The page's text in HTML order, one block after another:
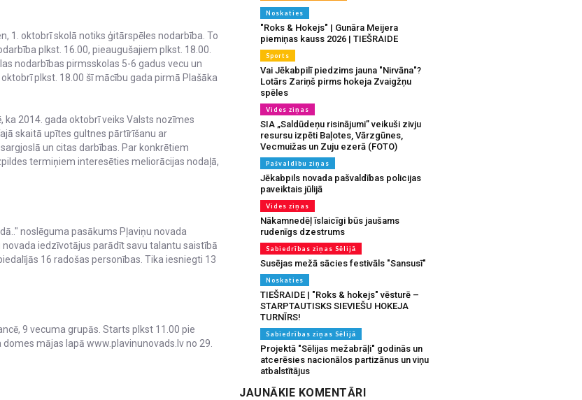
1. oktobrī skolā notiks ģitārspēles nodarbība. To
plkst. 16.00, pieaugušajiem plkst. 18.00.
nodarbības pirmsskolas 5-6 gadus vecu un
plkst. 18.00 šī mācību gada pirmā Plašāka
2014. gada oktobrī veiks Valsts nozīmes
skaitā upītes gultnes pārtīrīšanu ar
un citas darbības. Par konkrētiem
termiņiem interesēties meliorācijas nodaļā,
noslēguma pasākums Pļaviņu novada
iedzīvotājus parādīt savu talantu saistībā
16 radošas personības. Tika iesniegti 13
9 vecuma grupās. Starts plkst 11.00 pie
mājas lapā www.plavinunovads.lv no 29.
Noskaties
"Roks & Hokejs" | Gunāra Meijera
piemiņas kauss 2026 | TIEŠRAIDE
Sports
Vai Jēkabpilī piedzims jauna "Nirvāna"?
Lotārs Zariņš pirms hokeja Zvaigžņu
spēles
Vides ziņas
SIA „Saldūdeņu risinājumi” veikuši zivju
resursu izpēti Baļotes, Vārzgūnes,
Vecmuižas un Zuju ezerā (FOTO)
Pašvaldību ziņas
Jēkabpils novada pašvaldības policijas
paveiktais jūlijā
Vides ziņas
Nākamnedēļ īslaicīgi būs jaušams
rudenīgs dzestrums
Sabiedrības ziņas Sēlijā
Susējas mežā sācies festivāls "Sansusī"
Noskaties
TIEŠRAIDE | "Roks & hokejs" vēsturē –
STARPTAUTISKS SIEVIEŠU HOKEJA
TURNĪRS!
Sabiedrības ziņas Sēlijā
Projektā "Sēlijas mežabrāļi" godinās un
atcerēsies nacionālos partizānus un viņu
atbalstītājus
JAUNĀKIE KOMENTĀRI